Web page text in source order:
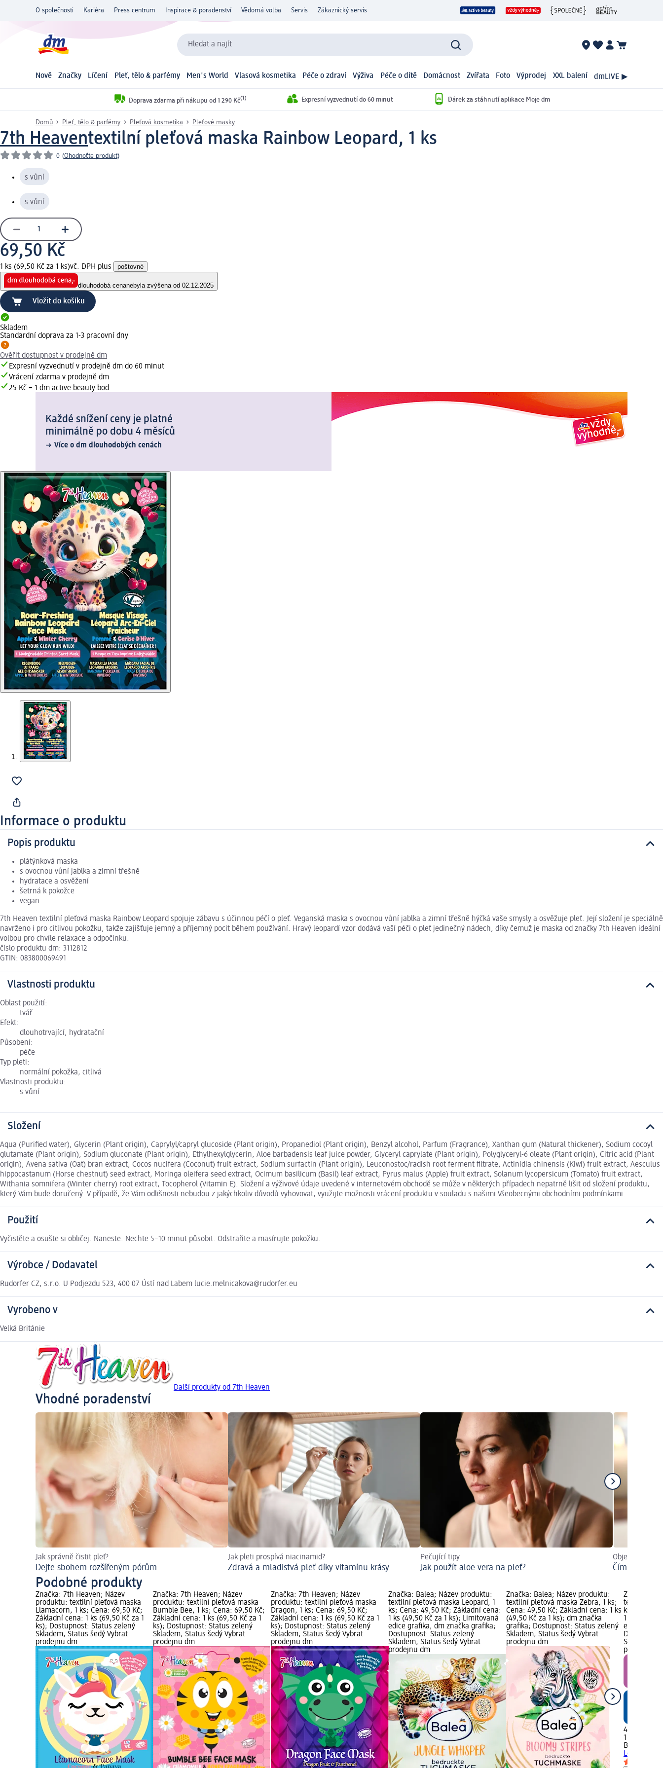
O společnosti Kariéra Press centrum Inspirace & poradenství Vědomá volba Servis Zákaznický servis
Hledat a najít
Nově Značky Líčení Pleť, tělo & parfémy Men's World Vlasová kosmetika Péče o zdraví Výživa Péče o dítě Domácnost Zvířata Foto Výprodej XXL balení dmLIVE ▶
Doprava zdarma při nákupu od 1 290 Kč(1) Expresní vyzvednutí do 60 minut Dárek za stáhnutí aplikace Moje dm
Domů Pleť, tělo & parfémy Pleťová kosmetika Pleťové masky
7th Heaventextilní pleťová maska Rainbow Leopard, 1 ks
0 (Ohodnoťte produkt)
s vůní
s vůní
69,50 Kč
1 ks (69,50 Kč za 1 ks)vč. DPH plus poštovné
dlouhodobá cenanebyla zvýšena od 02.12.2025
Vložit do košíku
Skladem
Standardní doprava za 1-3 pracovní dny
Ověřit dostupnost v prodejně dm
Expresní vyzvednutí v prodejně dm do 60 minut
Vrácení zdarma v prodejně dm
25 Kč = 1 dm active beauty bod
Každé snížení ceny je platné
minimálně po dobu 4 měsíců
Více o dm dlouhodobých cenách
Informace o produktu
Popis produktu
plátýnková maska
s ovocnou vůní jablka a zimní třešně
hydratace a osvěžení
šetrná k pokožce
vegan
7th Heaven textilní pleťová maska Rainbow Leopard spojuje zábavu s účinnou péčí o pleť. Veganská maska s ovocnou vůní jablka a zimní třešně hýčká vaše smysly a osvěžuje pleť. Její složení je speciálně
navrženo i pro citlivou pokožku, takže zajišťuje jemný a příjemný pocit během používání. Hravý leopardí vzor dodává vaší péči o pleť jedinečný nádech, díky čemuž je maska od značky 7th Heaven ideální
volbou pro chvíle relaxace a odpočinku.
číslo produktu dm: 3112812
GTIN: 083800069491
Vlastnosti produktu
Oblast použití:
tvář
Efekt:
dlouhotrvající, hydratační
Působení:
péče
Typ pleti:
normální pokožka, citlivá
Vlastnosti produktu:
s vůní
Složení
Aqua (Purified water), Glycerin (Plant origin), Caprylyl/capryl glucoside (Plant origin), Propanediol (Plant origin), Benzyl alcohol, Parfum (Fragrance), Xanthan gum (Natural thickener), Sodium cocoyl
glutamate (Plant origin), Sodium gluconate (Plant origin), Ethylhexylglycerin, Aloe barbadensis leaf juice powder, Glyceryl caprylate (Plant origin), Polyglyceryl-6 oleate (Plant origin), Citric acid (Plant
origin), Avena sativa (Oat) bran extract, Cocos nucifera (Coconut) fruit extract, Sodium surfactin (Plant origin), Leuconostoc/radish root ferment filtrate, Actinidia chinensis (Kiwi) fruit extract, Aesculus
hippocastanum (Horse chestnut) seed extract, Moringa oleifera seed extract, Ocimum basilicum (Basil) leaf extract, Pyrus malus (Apple) fruit extract, Solanum lycopersicum (Tomato) fruit extract,
Withania somnifera (Winter cherry) root extract, Tocopherol (Vitamin E). Složení a výživové údaje uvedené v internetovém obchodě se může v některých případech nepatrně lišit od složení produktu,
který Vám bude doručený. V případě, že Vám odlišnosti nebudou z jakýchkoliv důvodů vyhovovat, využijte možnosti vrácení produktu v souladu s našimi Všeobecnými obchodními podmínkami.
Použití
Vyčistěte a osušte si obličej. Naneste. Nechte 5–10 minut působit. Odstraňte a masírujte pokožku.
Výrobce / Dodavatel
Rudorfer CZ, s.r.o. U Podjezdu 523, 400 07 Ústí nad Labem lucie.melnicakova@rudorfer.eu
Vyrobeno v
Velká Británie
Další produkty od 7th Heaven
Vhodné poradenství
Jak správně čistit pleť?
Dejte sbohem rozšířeným pórům
Jak pleti prospívá niacinamid?
Zdravá a mladistvá pleť díky vitamínu krásy
Pečující tipy
Jak použít aloe vera na pleť?
Objevte
Čím vyniká
Podobné produkty
Značka: 7th Heaven; Název
produktu: textilní pleťová maska
Llamacorn, 1 ks; Cena: 69,50 Kč;
Základní cena: 1 ks (69,50 Kč za 1
ks); Dostupnost: Status zelený
Skladem, Status šedý Vybrat
prodejnu dm
Značka: 7th Heaven; Název
produktu: textilní pleťová maska
Bumble Bee, 1 ks; Cena: 69,50 Kč;
Základní cena: 1 ks (69,50 Kč za 1
ks); Dostupnost: Status zelený
Skladem, Status šedý Vybrat
prodejnu dm
Značka: 7th Heaven; Název
produktu: textilní pleťová maska
Dragon, 1 ks; Cena: 69,50 Kč;
Základní cena: 1 ks (69,50 Kč za 1
ks); Dostupnost: Status zelený
Skladem, Status šedý Vybrat
prodejnu dm
Značka: Balea; Název produktu:
textilní pleťová maska Leopard, 1
ks; Cena: 49,50 Kč; Základní cena:
1 ks (49,50 Kč za 1 ks); Limitovaná
edice grafika, dm značka grafika;
Dostupnost: Status zelený
Skladem, Status šedý Vybrat
prodejnu dm
Značka: Balea; Název produktu:
textilní pleťová maska Zebra, 1 ks;
Cena: 49,50 Kč; Základní cena: 1 ks
(49,50 Kč za 1 ks); dm značka
grafika; Dostupnost: Status zelený
Skladem, Status šedý Vybrat
prodejnu dm
Značka:
textilní
ks; Cena:
1 ks (49,50
edice
Skladem,
prodejnu
49,50 Kč
1 ks (49,50
Balea
Lenochod,